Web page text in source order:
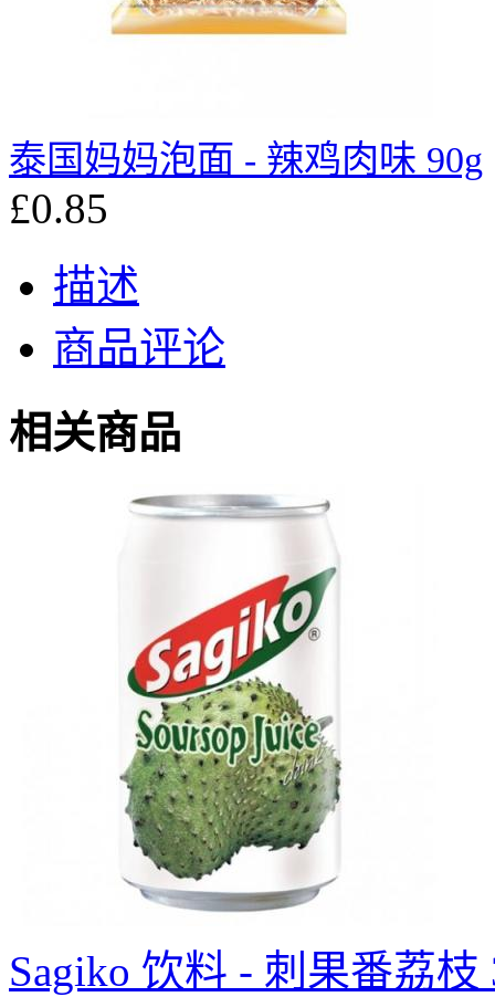
泰国妈妈泡面 - 辣鸡肉味 90g
£0.85
描述
商品评论
相关商品
Sagiko 饮料 - 刺果番荔枝